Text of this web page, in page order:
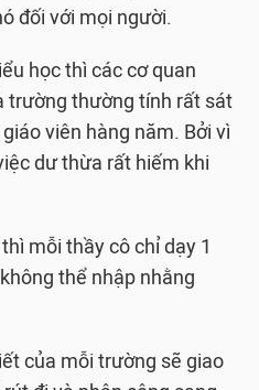
đối với mọi người.
học thì các cơ quan
trường thường tính rất sát
viên hàng năm. Bởi vì
dư thừa rất hiếm khi
mỗi thầy cô chỉ dạy 1
thể nhập nhằng
của mỗi trường sẽ giao